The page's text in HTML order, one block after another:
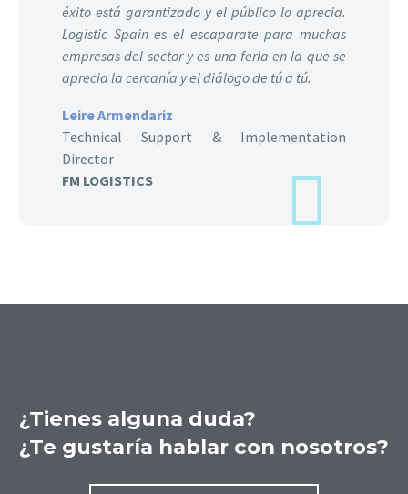
éxito está garantizado y el público lo aprecia.
Logistic Spain es el escaparate para muchas
empresas del sector y es una feria en la que se
aprecia la cercanía y el diálogo de tú a tú.
Leire Armendariz
Technical Support & Implementation
Director
FM LOGISTICS
¿Tienes alguna duda?
¿Te gustaría hablar con nosotros?